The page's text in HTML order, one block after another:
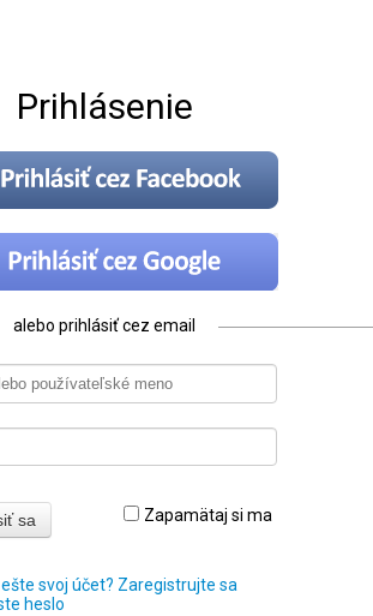
Prihlásenie
alebo prihlásiť cez email
Zapamätaj si ma
svoj účet? Zaregistrujte sa
heslo